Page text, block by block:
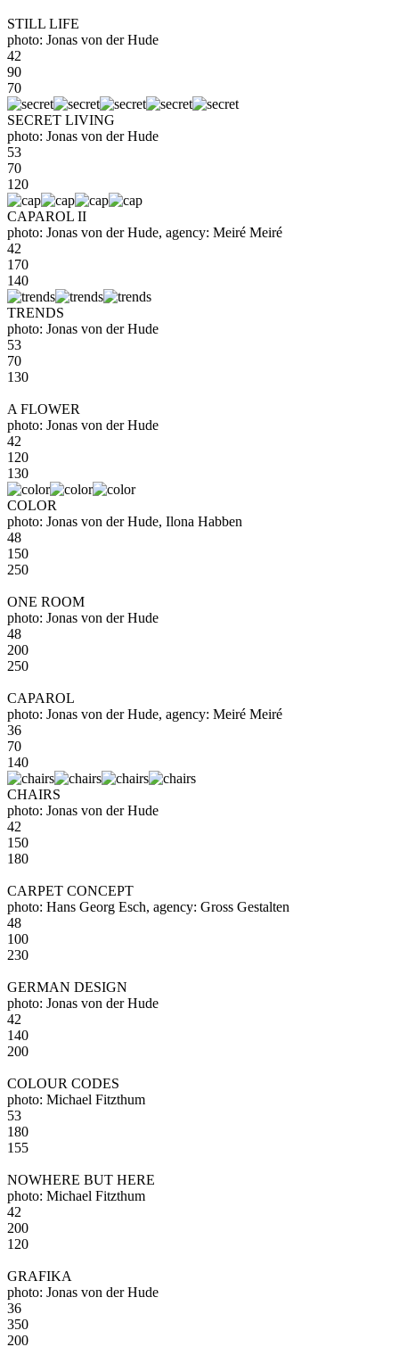
STILL LIFE
photo: Jonas von der Hude
42
90
70
SECRET LIVING
photo: Jonas von der Hude
53
70
120
CAPAROL II
photo: Jonas von der Hude, agency: Meiré Meiré
42
170
140
TRENDS
photo: Jonas von der Hude
53
70
130
A FLOWER
photo: Jonas von der Hude
42
120
130
COLOR
photo: Jonas von der Hude, Ilona Habben
48
150
250
ONE ROOM
photo: Jonas von der Hude
48
200
250
CAPAROL
photo: Jonas von der Hude, agency: Meiré Meiré
36
70
140
CHAIRS
photo: Jonas von der Hude
42
150
180
CARPET CONCEPT
photo: Hans Georg Esch, agency: Gross Gestalten
48
100
230
GERMAN DESIGN
photo: Jonas von der Hude
42
140
200
COLOUR CODES
photo: Michael Fitzthum
53
180
155
NOWHERE BUT HERE
photo: Michael Fitzthum
42
200
120
GRAFIKA
photo: Jonas von der Hude
36
350
200